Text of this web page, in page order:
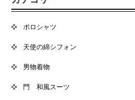
ポロシャツ
天使の綿シフォン
男物着物
門 和風スーツ